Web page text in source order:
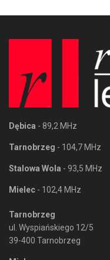
Dębica - 89,2 MHz
Tarnobrzeg - 104,7 MHz
Stalowa Wola - 93,5 MHz
Mielec - 102,4 MHz
Tarnobrzeg
ul. Wyspiańskiego 12/5
39-400 Tarnobrzeg